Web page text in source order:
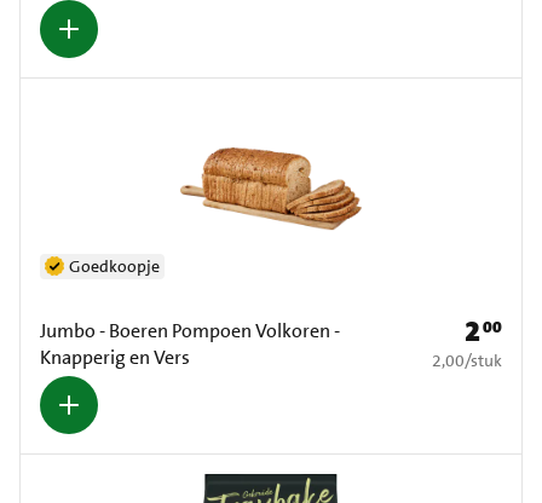
Jumbo - Boeren Pompoen Volkoren -
Knapperig en Vers
Goedkoopje
Prijs: €
200
€ 2,00 per stuk
2,00/stuk